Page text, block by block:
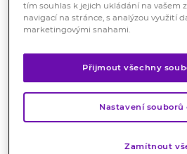
FytoFEM PMXje
unikátní
látek
PRO ÚLEVU PŘI
tím souhlas k jejich ukládání na vašem
navigací na stránce, s analýzou využití
marketingovými snahami.
Přijmout všechny
Nastavení souborů
Zamítnout